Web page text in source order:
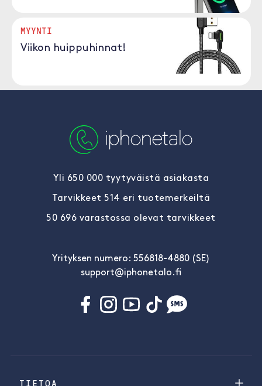
MYYNTI
Viikon huippuhinnat!
Yli 650 000 tyytyväistä asiakasta
Tarvikkeet 514 eri tuotemerkeiltä
50 696 varastossa olevat tarvikkeet
Yrityksen numero: 556818-4880 (SE)
support@iphonetalo.fi
TIETOA